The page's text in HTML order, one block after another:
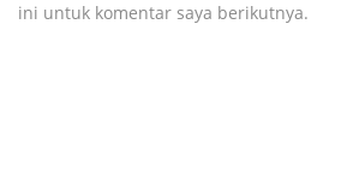
ini untuk komentar saya berikutnya.